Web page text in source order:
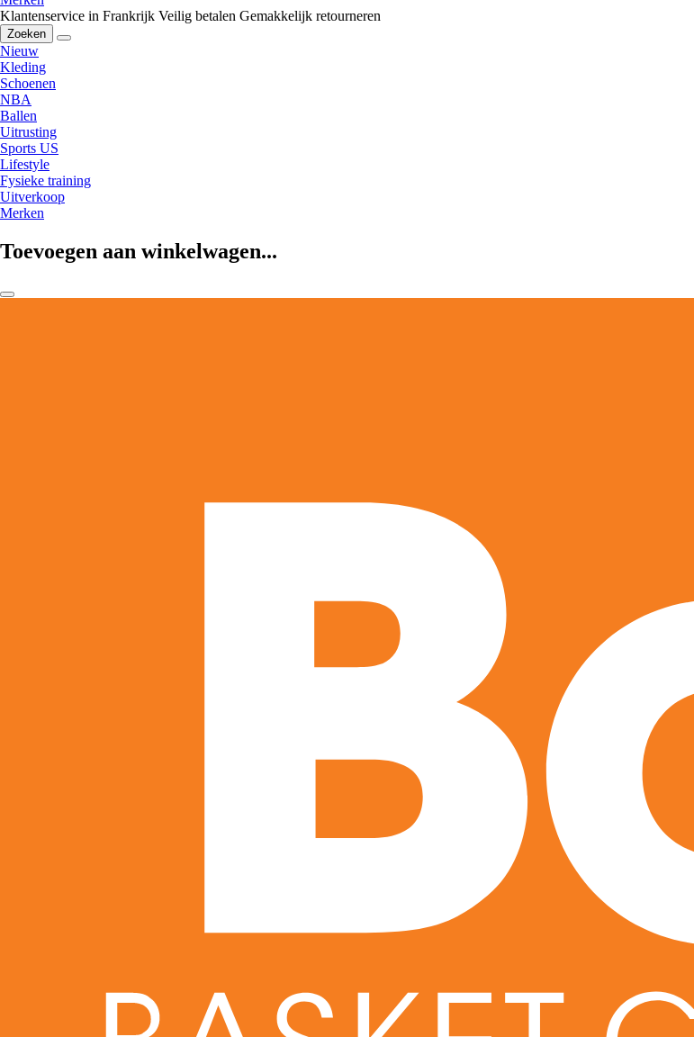
Klantenservice in Frankrijk Veilig betalen Gemakkelijk retourneren
Zoeken
Nieuw
Kleding
Schoenen
NBA
Ballen
Uitrusting
Sports US
Lifestyle
Fysieke training
Uitverkoop
Merken
Toevoegen aan winkelwagen...